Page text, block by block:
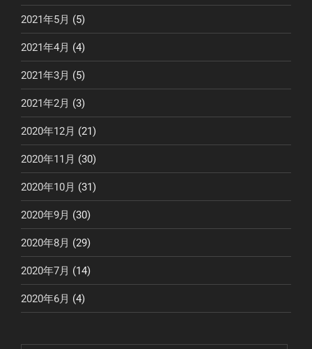
2021年5月 (5)
2021年4月 (4)
2021年3月 (5)
2021年2月 (3)
2020年12月 (21)
2020年11月 (30)
2020年10月 (31)
2020年9月 (30)
2020年8月 (29)
2020年7月 (14)
2020年6月 (4)